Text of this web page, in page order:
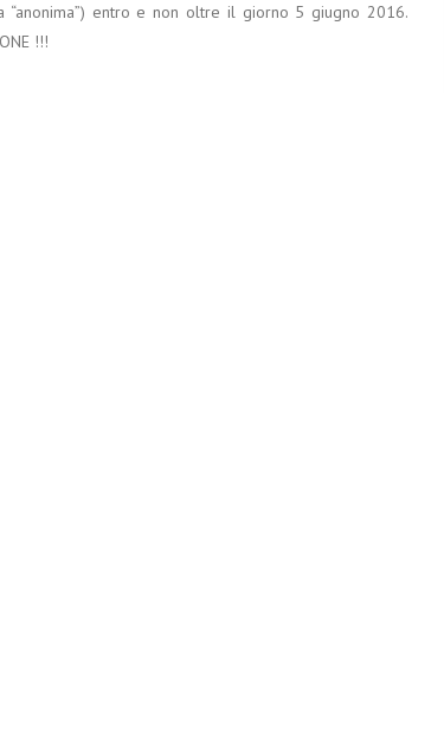
“anonima”) entro e non oltre il giorno 5 giugno 2016.
!!!